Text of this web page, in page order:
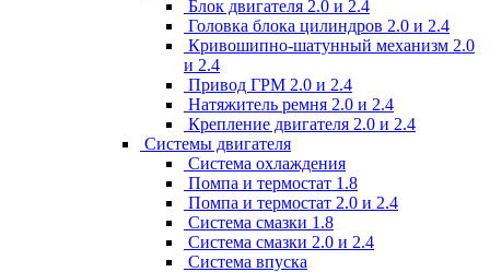
Блок двигателя 2.0 и 2.4
Головка блока цилиндров 2.0 и 2.4
Кривошипно-шатунный механизм 2.0
и 2.4
Привод ГРМ 2.0 и 2.4
Натяжитель ремня 2.0 и 2.4
Крепление двигателя 2.0 и 2.4
Системы двигателя
Система охлаждения
Помпа и термостат 1.8
Помпа и термостат 2.0 и 2.4
Система смазки 1.8
Система смазки 2.0 и 2.4
Система впуска